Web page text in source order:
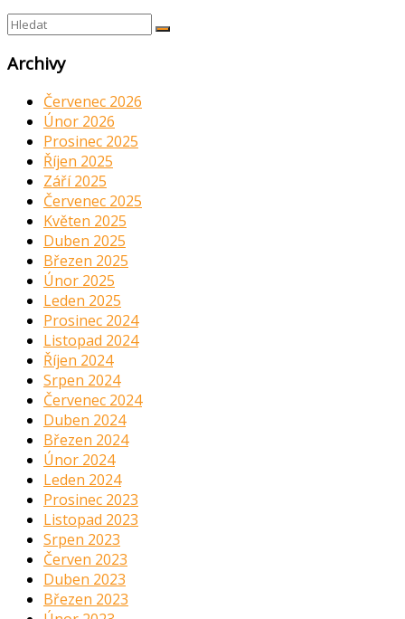
Archivy
Červenec 2026
Únor 2026
Prosinec 2025
Říjen 2025
Září 2025
Červenec 2025
Květen 2025
Duben 2025
Březen 2025
Únor 2025
Leden 2025
Prosinec 2024
Listopad 2024
Říjen 2024
Srpen 2024
Červenec 2024
Duben 2024
Březen 2024
Únor 2024
Leden 2024
Prosinec 2023
Listopad 2023
Srpen 2023
Červen 2023
Duben 2023
Březen 2023